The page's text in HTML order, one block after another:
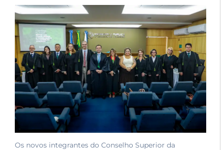
Os novos integrantes do Conselho Superior da